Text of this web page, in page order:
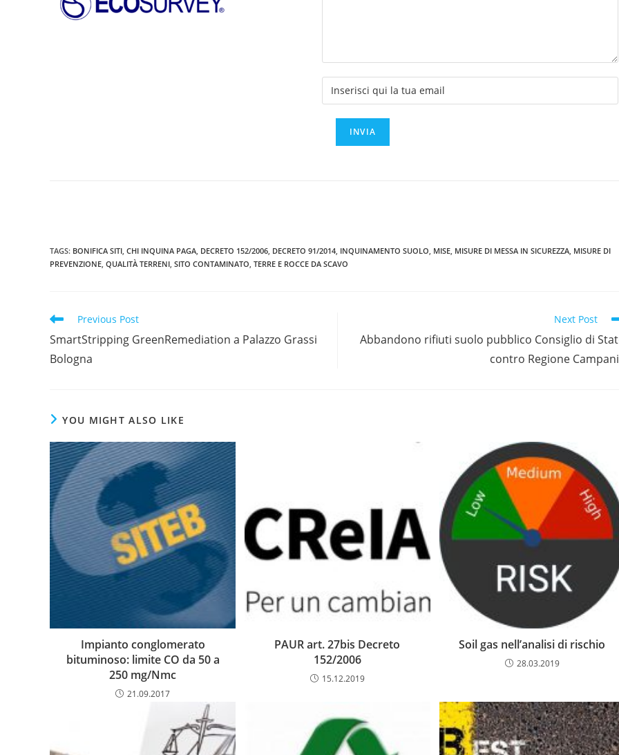
TAGS: BONIFICA SITI, CHI INQUINA PAGA, DECRETO 152/2006, DECRETO 91/2014, INQUINAMENTO SUOLO, MISE, MISURE DI MESSA IN SICUREZZA, MISURE DI
PREVENZIONE, QUALITÀ TERRENI, SITO CONTAMINATO, TERRE E ROCCE DA SCAVO
Read
articles
Previous Post
SmartStripping GreenRemediation a Palazzo Grassi
Bologna
Next Post
Abbandono rifiuti suolo pubblico Consiglio di
contro Regione
YOU MIGHT ALSO LIKE
Impianto conglomerato
bituminoso: limite CO da 50 a
250 mg/Nmc
21.09.2017
PAUR art. 27bis Decreto
152/2006
15.12.2019
Soil gas nell’analisi di rischio
28.03.2019